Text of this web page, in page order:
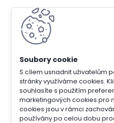
S cílem usnadnit uživatelům
stránky využíváme cookies.
souhlasíte s použitím
marketingových cookies pro
cookies jsou v rámci
používány po celou dobu